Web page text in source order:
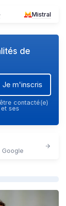
Mistral
de
m'inscris
contacté(e)
ses